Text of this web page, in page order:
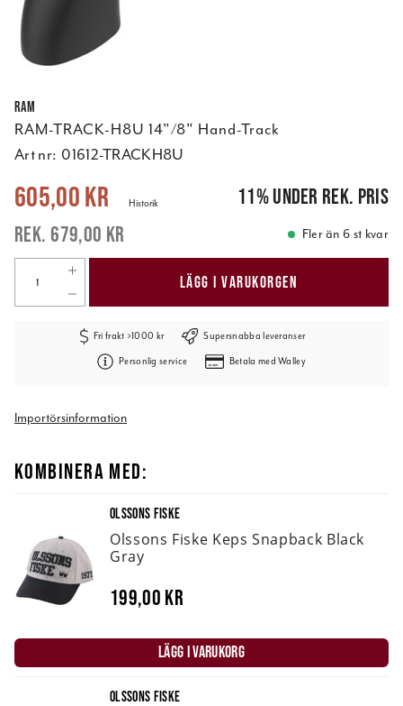
RAM
RAM-TRACK-H8U 14"/8" Hand-Track
Art nr: 01612-TRACKH8U
Nuvarande pris:605,00 kr 679,00 kr
605,00 kr
679,00 kr
Historik 11%under rek. pris
Fler än 6 st kvar
LÄGG I VARUKORGEN
Fri frakt >1000 kr Supersnabba leveranser
Personlig service Betala med Walley
Importörsinformation
KOMBINERA MED:
OLSSONS FISKE
Olssons Fiske Keps Snapback Black
Gray
199,00 kr
LÄGG I VARUKORG
OLSSONS FISKE